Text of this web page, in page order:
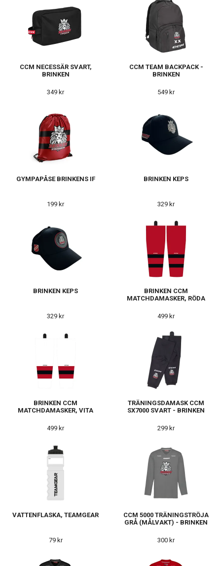
CCM NECESSÄR SVART,
BRINKEN
349 kr
CCM TEAM BACKPACK -
BRINKEN
549 kr
GYMPAPÅSE BRINKENS IF
199 kr
BRINKEN KEPS
329 kr
BRINKEN KEPS
329 kr
BRINKEN CCM
MATCHDAMASKER, RÖDA
499 kr
BRINKEN CCM
MATCHDAMASKER, VITA
499 kr
TRÄNINGSDAMASK CCM
SX7000 SVART - BRINKEN
299 kr
VATTENFLASKA, TEAMGEAR
79 kr
CCM 5000 TRÄNINGSTRÖJA
GRÅ (MÅLVAKT) - BRINKEN
300 kr